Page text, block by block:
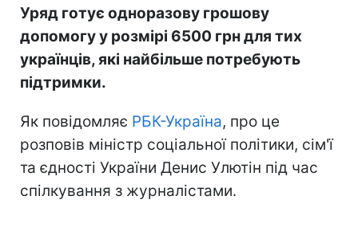
Уряд готує одноразову грошову
допомогу у розмірі 6500 грн для тих
українців, які найбільше потребують
підтримки.
Як повідомляє РБК-Україна, про це
розповів міністр соціальної політики, сім'ї
та єдності України Денис Улютін під час
спілкування з журналістами.